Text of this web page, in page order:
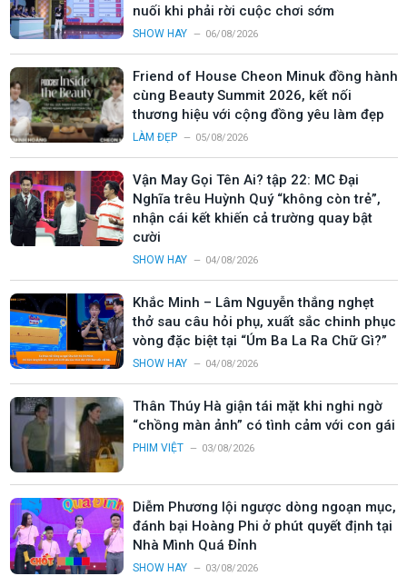
nuối khi phải rời cuộc chơi sớm
SHOW HAY 06/08/2026
Friend of House Cheon Minuk đồng hành
cùng Beauty Summit 2026, kết nối
thương hiệu với cộng đồng yêu làm đẹp
LÀM ĐẸP 05/08/2026
Vận May Gọi Tên Ai? tập 22: MC Đại
Nghĩa trêu Huỳnh Quý “không còn trẻ”,
nhận cái kết khiến cả trường quay bật
cười
SHOW HAY 04/08/2026
Khắc Minh – Lâm Nguyễn thắng nghẹt
thở sau câu hỏi phụ, xuất sắc chinh phục
vòng đặc biệt tại “Úm Ba La Ra Chữ Gì?”
SHOW HAY 04/08/2026
Thân Thúy Hà giận tái mặt khi nghi ngờ
“chồng màn ảnh” có tình cảm với con gái
PHIM VIỆT 03/08/2026
Diễm Phương lội ngược dòng ngoạn mục,
đánh bại Hoàng Phi ở phút quyết định tại
Nhà Mình Quá Đỉnh
SHOW HAY 03/08/2026